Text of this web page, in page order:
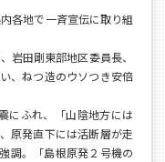
各地で一斉宣伝に取り組
田剛東部地区委員長、
、ねつ造のウソつき安倍
にふれ、「山陰地方には
原発直下には活断層が走
調。「島根原発２号機の